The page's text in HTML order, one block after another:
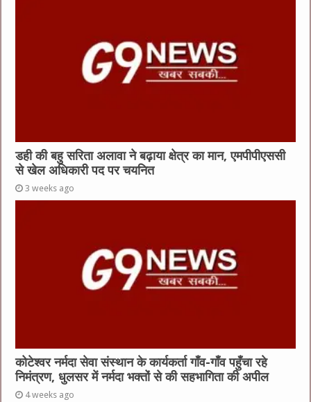
डही की बहु सरिता अलावा ने बढ़ाया क्षेत्र का मान, एमपीपीएससी
से खेल अधिकारी पद पर चयनित
3 weeks ago
कोटेश्वर नर्मदा सेवा संस्थान के कार्यकर्ता गाँव-गाँव पहुँचा रहे
निमंत्रण, धुलसर में नर्मदा भक्तों से की सहभागिता की अपील
4 weeks ago